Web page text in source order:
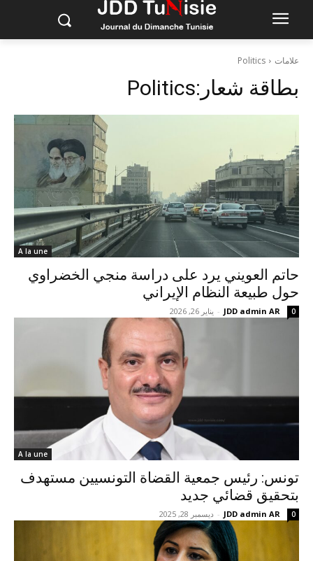
علامات Politics
بطاقة شعار:Politics
A la une
حاتم العويني يرد على دراسة منجي الخضراوي
حول طبيعة النظام الإيراني
JDD admin AR
- يناير 26, 2026 0
A la une
تونس: رئيس جمعية القضاة التونسيين مستهدف
بتحقيق قضائي جديد
JDD admin AR
- ديسمبر 28, 2025 0